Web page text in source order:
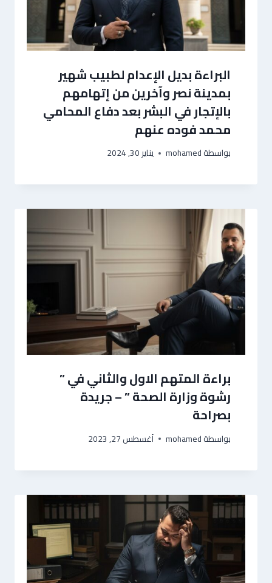
البراءة بديل الإعدام لطبيب شهير
بمدينة نصر وآخرين من إتهامهم
بالإتجار في البشر بعد دفاع المحامي
محمد فوده عنهم
بواسطةmohamed يناير 30, 2024
براءة المتهم الاول والثاني في ”
رشوة وزارة الصحة ” – جريدة
بصراحة
بواسطةmohamed أغسطس 27, 2023